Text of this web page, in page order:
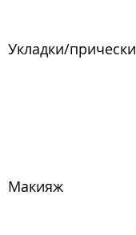
Укладки/прически
Макияж